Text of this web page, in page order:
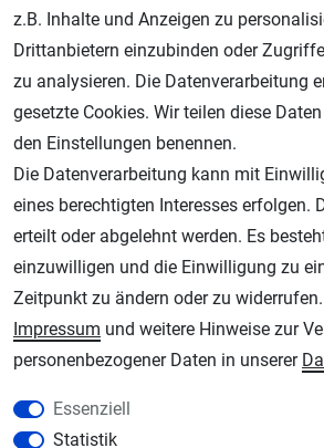
AGB Widerrufsrecht
Unsere weiteren Shops:
Schmincke-City.de
Plotter-City.com
z.B. Inhalte und Anzeigen zu
Drittanbietern einzubinden oder
zu analysieren. Die Datenverarbeitung
gesetzte Cookies. Wir teilen diese
den Einstellungen benennen.
Die Datenverarbeitung kann mit
eines berechtigten Interesses erfolgen.
erteilt oder abgelehnt werden. Es
einzuwilligen und die Einwilligung zu
Zeitpunkt zu ändern oder zu
Impressum und weitere Hinweise zur
personenbezogener Daten in unserer
Essenziell
Statistik